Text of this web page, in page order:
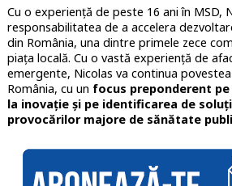
Cu o experiență de peste 16 ani în MSD,
responsabilitatea de a accelera
din România, una dintre primele zece
piața locală. Cu o vastă experiență de
emergente, Nicolas va continua
România, cu un focus preponderent
la inovație și pe identificarea de
provocărilor majore de sănătate